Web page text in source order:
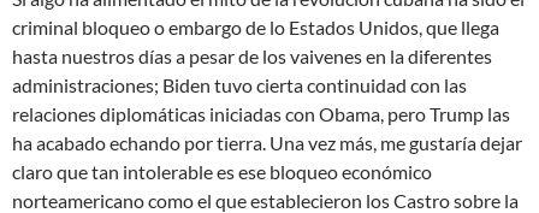
criminal bloqueo o embargo de lo Estados Unidos, que llega
hasta nuestros días a pesar de los vaivenes en la diferentes
administraciones; Biden tuvo cierta continuidad con las
relaciones diplomáticas iniciadas con Obama, pero Trump las
ha acabado echando por tierra. Una vez más, me gustaría dejar
claro que tan intolerable es ese bloqueo económico
norteamericano como el que establecieron los Castro sobre la